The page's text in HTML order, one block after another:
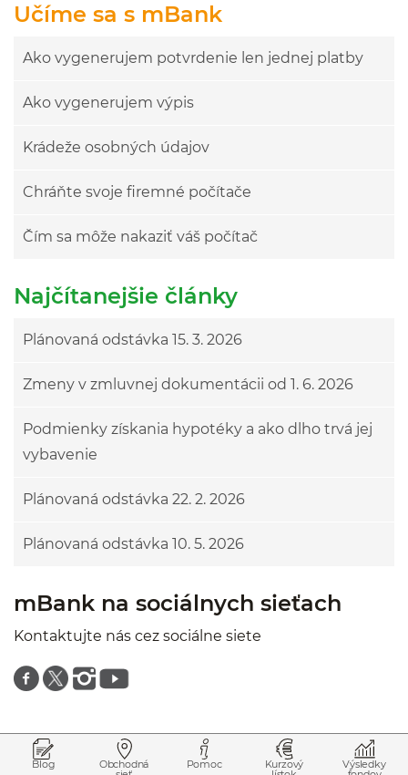
Učíme sa s mBank
Ako vygenerujem potvrdenie len jednej platby
Ako vygenerujem výpis
Krádeže osobných údajov
Chráňte svoje firemné počítače
Čím sa môže nakaziť váš počítač
Najčítanejšie články
Plánovaná odstávka 15. 3. 2026
Zmeny v zmluvnej dokumentácii od 1. 6. 2026
Podmienky získania hypotéky a ako dlho trvá jej
vybavenie
Plánovaná odstávka 22. 2. 2026
Plánovaná odstávka 10. 5. 2026
mBank na sociálnych sieťach
Kontaktujte nás cez sociálne siete
Znajdź nas na facebooku
Znajdź nas na twitterze
Znajdź nas na instagramie
Znajdź nas na youtube
Blog Obchodná Pomoc Kurzový Výsledky